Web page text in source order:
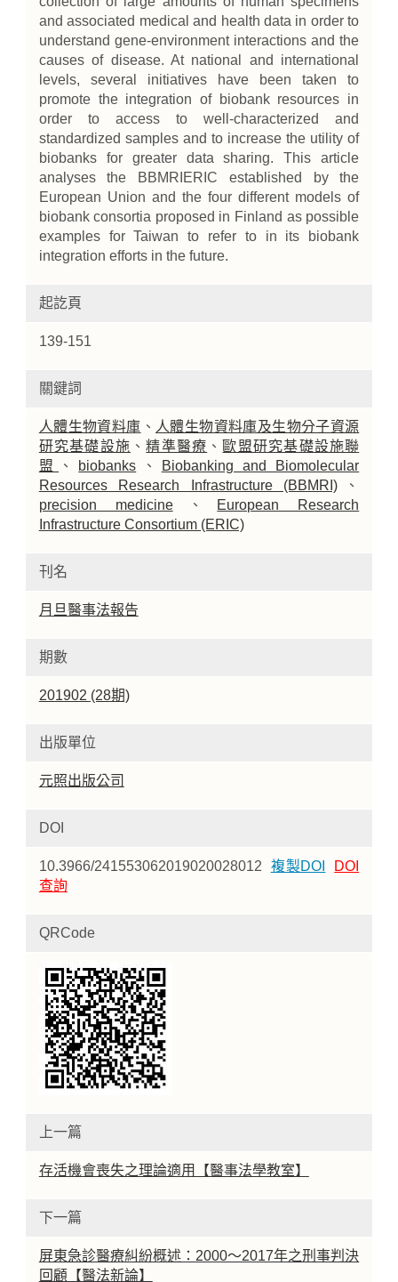
and associated medical and health data in order to
understand gene-environment interactions and the
causes of disease. At national and international
levels, several initiatives have been taken to
promote the integration of biobank resources in
order to access to well-characterized and
standardized samples and to increase the utility of
biobanks for greater data sharing. This article
analyses the BBMRIERIC established by the
European Union and the four different models of
biobank consortia proposed in Finland as possible
examples for Taiwan to refer to in its biobank
integration efforts in the future.
起訖頁
139-151
關鍵詞
人體生物資料庫 、 人體生物資料庫及生物分子資源
研究基礎設施 、精準醫療 、 歐盟研究基礎設施聯
盟
、 biobanks 、
Biobanking and Biomolecular
Resources Research Infrastructure (BBMRI)、
precision medicine、 European Research
Infrastructure Consortium (ERIC)
刊名
月旦醫事法報告
期數
201902 (28期)
出版單位
元照出版公司
DOI
10.3966/241553062019020028012 複製DOI
DOI
查詢
QRCode
上一篇
存活機會喪失之理論適用【醫事法學教室】
下一篇
屏東急診醫療糾紛概述：2000～2017年之刑事判決
回顧【醫法新論】